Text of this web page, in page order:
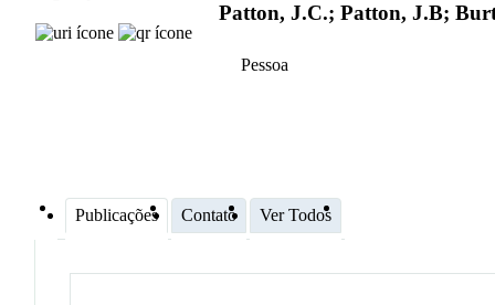
Patton, J.C.; Patton, J.B;
Pessoa
Publicações Contato Ver Todos